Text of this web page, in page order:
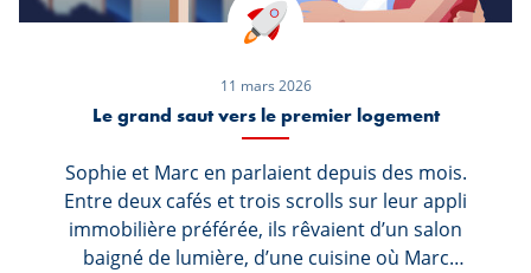
11 mars 2026
Le grand saut vers le premier logement
Sophie et Marc en parlaient depuis des mois.
Entre deux cafés et trois scrolls sur leur appli
immobilière préférée, ils rêvaient d’un salon
baigné de lumière, d’une cuisine où Marc